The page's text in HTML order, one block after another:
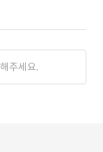
해주세요.